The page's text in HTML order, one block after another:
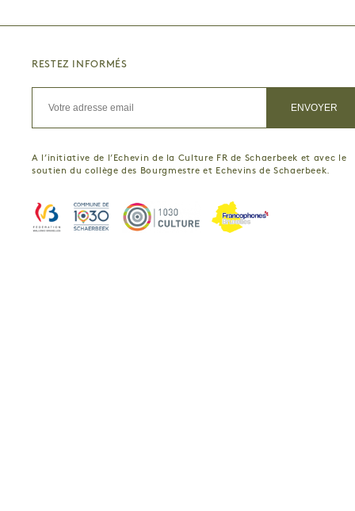
RESTEZ INFORMÉS
A l’initiative de l’Echevin de la Culture FR de Schaerbeek et avec le
soutien du collège des Bourgmestre et Echevins de Schaerbeek.